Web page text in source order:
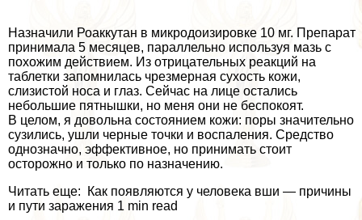
Назначили Роаккутан в микродоизировке 10 мг. Препарат
принимала 5 месяцев, параллельно используя мазь с
похожим действием. Из отрицательных реакций на
таблетки запомнилась чрезмерная сухость кожи,
слизистой носа и глаз. Сейчас на лице остались
небольшие пятнышки, но меня они не беспокоят.
В целом, я довольна состоянием кожи: поры значительно
сузились, ушли черные точки и воспаления. Средство
однозначно, эффективное, но принимать стоит
осторожно и только по назначению.
Читать еще: Как появляются у человека вши — причины
и пути заражения 1 min read